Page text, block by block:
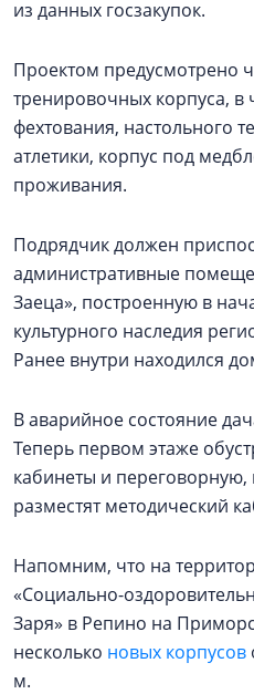
из данных госзакупок.
Проектом предусмотрено
тренировочных корпуса, в
фехтования, настольного
атлетики, корпус под
проживания.
Подрядчик должен
административные
Заеца», построенную в
культурного наследия
Ранее внутри находился
В аварийное состояние
Теперь первом этаже
кабинеты и переговорную,
разместят методический
Напомним, что на
«Социально-
Заря» в Репино на
несколько новых корпусов
м.